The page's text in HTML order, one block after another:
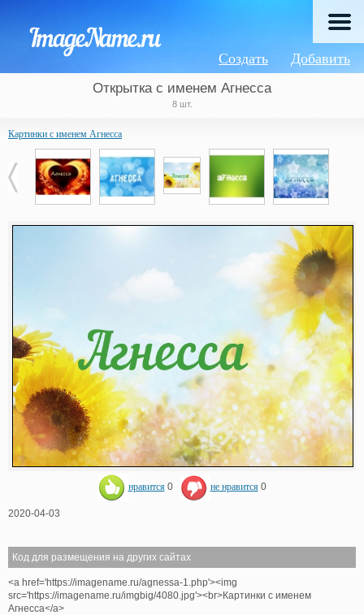
Добавить
Создать
Открытка с именем Агнесса
8 шт.
Картинки с именем Агнесса
нравится 0 не нравится 0
2020-04-03
Код для размещения на других сайтах
<a href='https://imagename.ru/agnessa-1.php'><img
src='https://imagename.ru/imgbig/4080.jpg'><br>Картинки с именем
Агнесса</a>